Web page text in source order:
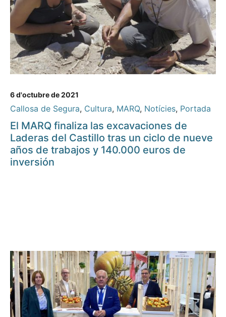
6 d'octubre de 2021
Callosa de Segura, Cultura, MARQ, Notícies, Portada
El MARQ finaliza las excavaciones de
Laderas del Castillo tras un ciclo de nueve
años de trabajos y 140.000 euros de
inversión